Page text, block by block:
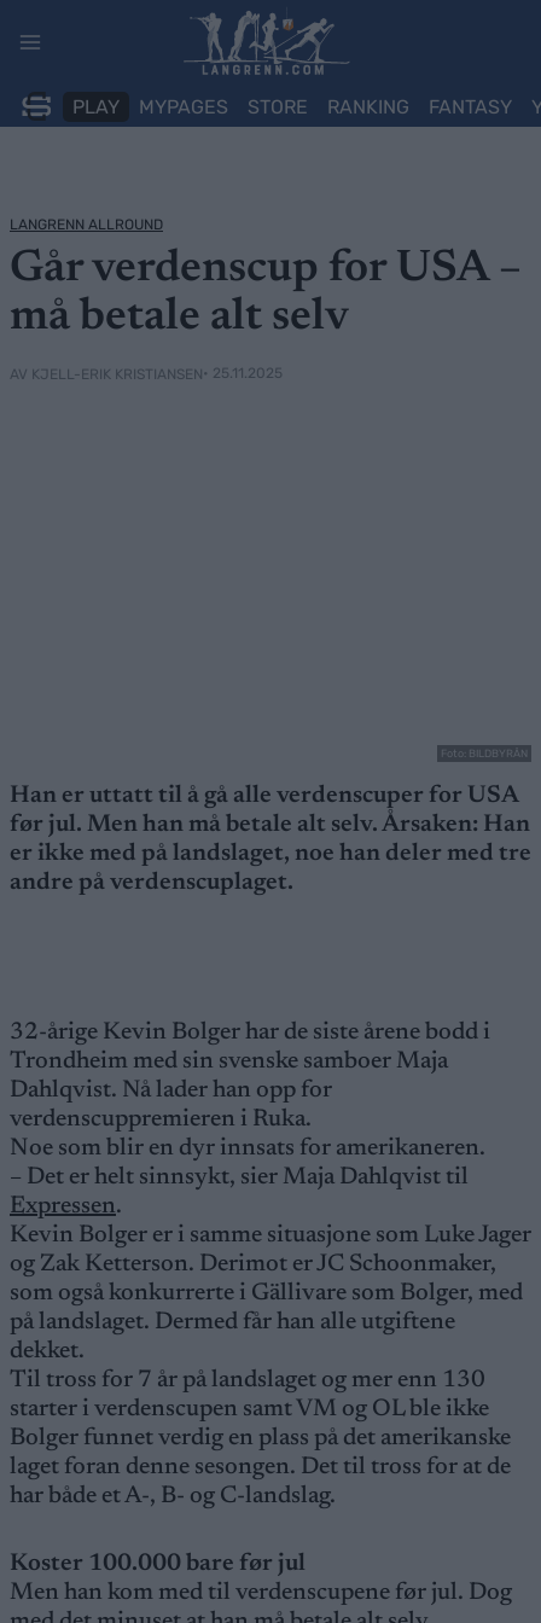
PLAY MYPAGES STORE RANKING FANTASY
LANGRENN ALLROUND
Går verdenscup for USA –
må betale alt selv
AV KJELL-ERIK KRISTIANSEN• 25.11.2025
Foto: BILDBYRÅN
Han er uttatt til å gå alle verdenscuper for USA
før jul. Men han må betale alt selv. Årsaken: Han
er ikke med på landslaget, noe han deler med tre
andre på verdenscuplaget.
32-årige Kevin Bolger har de siste årene bodd i
Trondheim med sin svenske samboer Maja
Dahlqvist. Nå lader han opp for
verdenscuppremieren i Ruka.
Noe som blir en dyr innsats for amerikaneren.
– Det er helt sinnsykt, sier Maja Dahlqvist til
Expressen.
Kevin Bolger er i samme situasjone som Luke Jager
og Zak Ketterson. Derimot er JC Schoonmaker,
som også konkurrerte i Gällivare som Bolger, med
på landslaget. Dermed får han alle utgiftene
dekket.
Til tross for 7 år på landslaget og mer enn 130
starter i verdenscupen samt VM og OL ble ikke
Bolger funnet verdig en plass på det amerikanske
laget foran denne sesongen. Det til tross for at de
har både et A-, B- og C-landslag.
Koster 100.000 bare før jul
Men han kom med til verdenscupene før jul. Dog